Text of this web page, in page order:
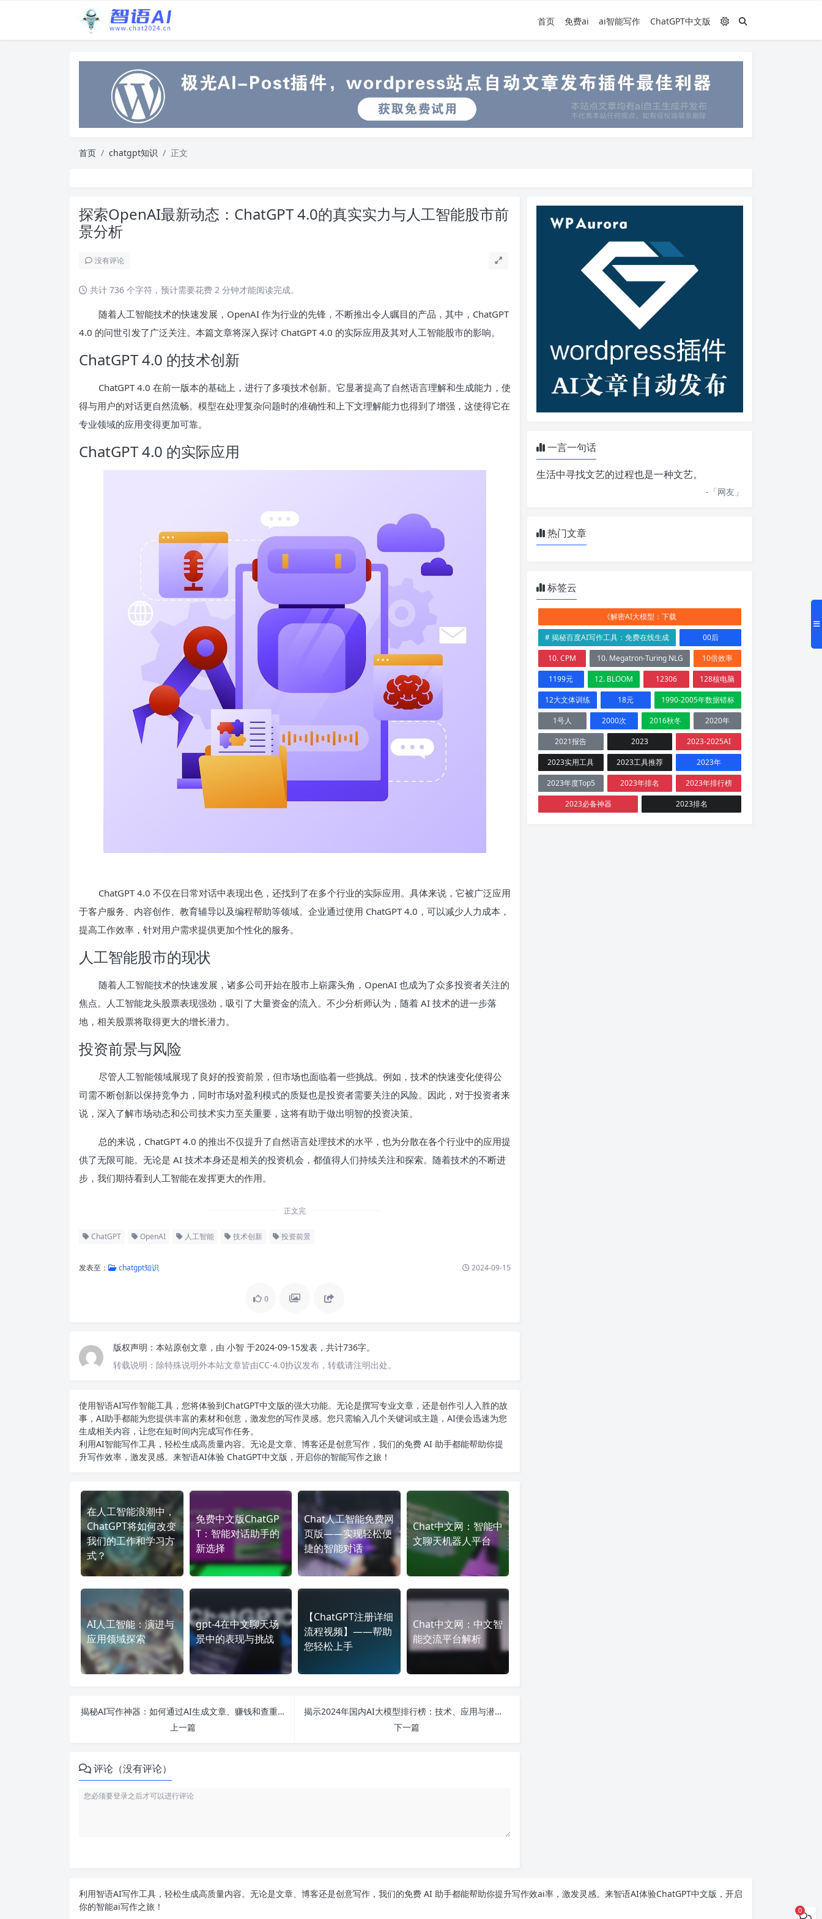
首页 免费ai ai智能写作 ChatGPT中文版
首页 chatgpt知识 正文
探索OpenAI最新动态：ChatGPT 4.0的真实实力与人工智能股市前
景分析
没有评论
共计 736 个字符，预计需要花费 2 分钟才能阅读完成。
随着人工智能技术的快速发展，OpenAI 作为行业的先锋，不断推出令人瞩目的产品，其中，ChatGPT
4.0 的问世引发了广泛关注。本篇文章将深入探讨 ChatGPT 4.0 的实际应用及其对人工智能股市的影响。
ChatGPT 4.0 的技术创新
ChatGPT 4.0 在前一版本的基础上，进行了多项技术创新。它显著提高了自然语言理解和生成能力，使
得与用户的对话更自然流畅。模型在处理复杂问题时的准确性和上下文理解能力也得到了增强，这使得它在
专业领域的应用变得更加可靠。
ChatGPT 4.0 的实际应用
ChatGPT 4.0 不仅在日常对话中表现出色，还找到了在多个行业的实际应用。具体来说，它被广泛应用
于客户服务、内容创作、教育辅导以及编程帮助等领域。企业通过使用 ChatGPT 4.0，可以减少人力成本，
提高工作效率，针对用户需求提供更加个性化的服务。
人工智能股市的现状
随着人工智能技术的快速发展，诸多公司开始在股市上崭露头角，OpenAI 也成为了众多投资者关注的
焦点。人工智能龙头股票表现强劲，吸引了大量资金的流入。不少分析师认为，随着 AI 技术的进一步落
地，相关股票将取得更大的增长潜力。
投资前景与风险
尽管人工智能领域展现了良好的投资前景，但市场也面临着一些挑战。例如，技术的快速变化使得公
司需不断创新以保持竞争力，同时市场对盈利模式的质疑也是投资者需要关注的风险。因此，对于投资者来
说，深入了解市场动态和公司技术实力至关重要，这将有助于做出明智的投资决策。
总的来说，ChatGPT 4.0 的推出不仅提升了自然语言处理技术的水平，也为分散在各个行业中的应用提
供了无限可能。无论是 AI 技术本身还是相关的投资机会，都值得人们持续关注和探索。随着技术的不断进
步，我们期待看到人工智能在发挥更大的作用。
正文完
ChatGPT OpenAI 人工智能 技术创新 投资前景
发表至： chatgpt知识 2024-09-15
0
版权声明： 本站原创文章，由 小智 于2024-09-15发表，共计736字。
转载说明： 除特殊说明外本站文章皆由CC-4.0协议发布，转载请注明出处。
使用智语AI写作智能工具，您将体验到ChatGPT中文版的强大功能。无论是撰写专业文章，还是创作引人入胜的故
事，AI助手都能为您提供丰富的素材和创意，激发您的写作灵感。您只需输入几个关键词或主题，AI便会迅速为您
生成相关内容，让您在短时间内完成写作任务。
利用AI智能写作工具，轻松生成高质量内容。无论是文章、博客还是创意写作，我们的免费 AI 助手都能帮助你提
升写作效率，激发灵感。来智语AI体验 ChatGPT中文版 ，开启你的智能写作之旅！
在人工智能浪潮中，
ChatGPT将如何改变
我们的工作和学习方
式？
免费中文版ChatGP
T：智能对话助手的
新选择
Chat人工智能免费网
页版——实现轻松便
捷的智能对话
Chat中文网：智能中
文聊天机器人平台
AI人工智能：演进与
应用领域探索
gpt-4在中文聊天场
景中的表现与挑战
【ChatGPT注册详细
流程视频】——帮助
您轻松上手
Chat中文网：中文智
能交流平台解析
揭秘AI写作神器：如何通过AI生成文章、赚钱和查重的全面指南
上一篇
揭示2024年国内AI大模型排行榜：技术、应用与潜在突破的全面分析
下一篇
评论（没有评论）
一言一句话
生活中寻找文艺的过程也是一种文艺。
-「网友 」
热门文章
标签云
《解密AI大模型：下载
# 揭秘百度AI写作工具：免费在线生成
00后
10. CPM
10. Megatron-Turing NLG
10倍效率
1199元
12. BLOOM 12306
128核电脑
12大文体训练
18元
1990-2005年数据错标
1号人
2000次 2016秋冬
2020年
2021报告
2023
2023-2025AI
2023实用工具
2023工具推荐
2023年
2023年度Top5
2023年排名
2023年排行榜
2023必备神器
2023排名
利用智语AI写作工具，轻松生成高质量内容。无论是文章、博客还是创意写作，我们的免费 AI 助手都能帮助你提升写作效ai率，激发灵感。来智语AI体验ChatGPT中文版 ，开启
你的智能ai写作之旅！
0